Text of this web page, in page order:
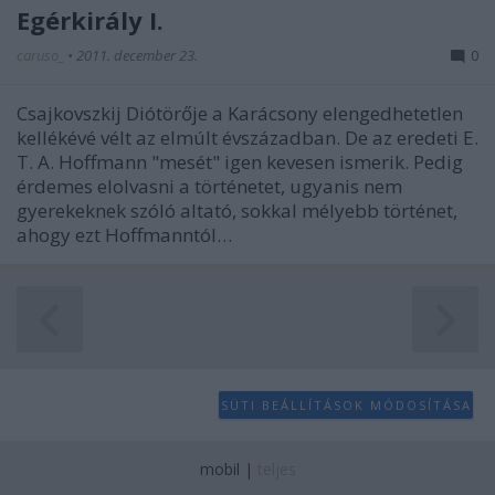
Egérkirály I.
caruso_ • 2011. december 23. 0
Csajkovszkij Diótörője a Karácsony elengedhetetlen
kellékévé vélt az elmúlt évszázadban. De az eredeti E.
T. A. Hoffmann "mesét" igen kevesen ismerik. Pedig
érdemes elolvasni a történetet, ugyanis nem
gyerekeknek szóló altató, sokkal mélyebb történet,
ahogy ezt Hoffmanntól…
SÜTI BEÁLLÍTÁSOK MÓDOSÍTÁSA
mobil |